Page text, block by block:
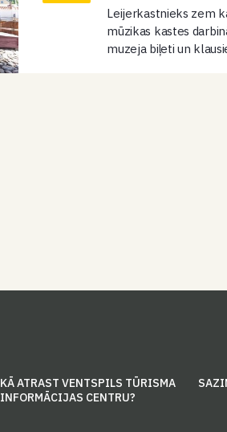
Leijerkastnieks zem
mūzikas kastes
muzeja biļeti un
KĀ ATRAST VENTSPILS TŪRISMA
INFORMĀCIJAS CENTRU?